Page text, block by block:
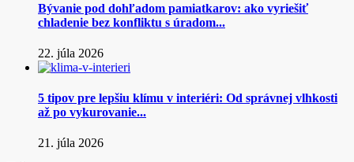
Bývanie pod dohľadom pamiatkarov: ako vyriešiť
chladenie bez konfliktu s úradom...
22. júla 2026
5 tipov pre lepšiu klímu v interiéri: Od správnej vlhkosti
až po vykurovanie...
21. júla 2026